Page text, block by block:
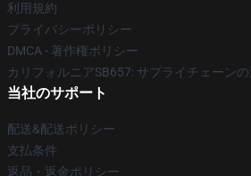
利用規約
プライバシーポリシー
DMCA - 著作権ポリシー
カリフォルニアSB657: サプライチェーン
当社のサポート
配送&配送ポリシー
支払条件
返品・返金ポリシー